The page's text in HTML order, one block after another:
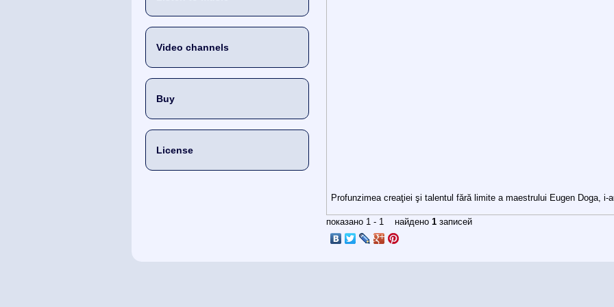
Video channels
Buy
License
Profunzimea creaţiei şi talentul fără limite a maestrului Eugen Doga, i-
показано 1 - 1 найдено1 записей